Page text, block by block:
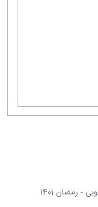
- رمضان 1401